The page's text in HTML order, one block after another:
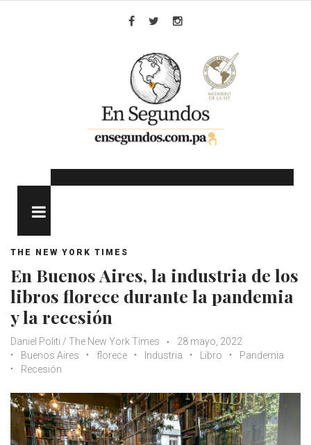
THE NEW YORK TIMES
En Buenos Aires, la industria de los
libros florece durante la pandemia
y la recesión
Daniel Politi / The New York Times
28 mayo, 2022
Buenos Aires
florece Industria Libro
Pandemia
Recesión